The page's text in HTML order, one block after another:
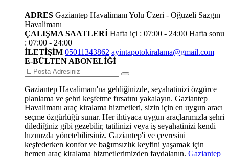
ADRES Gaziantep Havalimanı Yolu Üzeri - Oğuzeli Sazgın
Havalimanı
ÇALIŞMA SAATLERİ Hafta içi : 07:00 - 24:00 Hafta sonu
: 07:00 - 24:00
İLETİŞİM 05011343862 ayintapotokiralama@gmail.com
E-BÜLTEN ABONELİĞİ
Gaziantep Havalimanı'na geldiğinizde, seyahatinizi özgürce
planlama ve şehri keşfetme fırsatını yakalayın. Gaziantep
Havalimanı araç kiralama hizmetleri, sizin için en uygun aracı
seçme özgürlüğü sunar. Her ihtiyaca uygun araçlarımızla şehri
dilediğiniz gibi gezebilir, tatilinizi veya iş seyahatinizi kendi
hızınızda yönetebilirsiniz. Gaziantep'i ve çevresini
keşfederken konfor ve bağımsızlık keyfini yaşamak için
hemen araç kiralama hizmetlerimizden faydalanın. Gaziantep